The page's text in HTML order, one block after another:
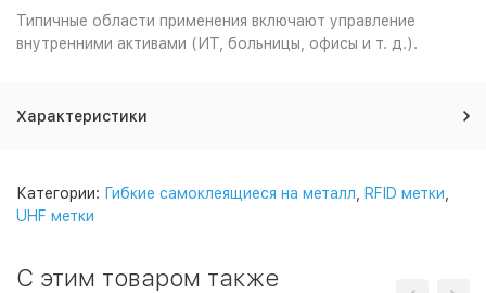
Типичные области применения включают управление
внутренними активами (ИТ, больницы, офисы и т. д.).
Характеристики
Категории: Гибкие самоклеящиеся на металл RFID метки
UHF метки
С этим товаром также